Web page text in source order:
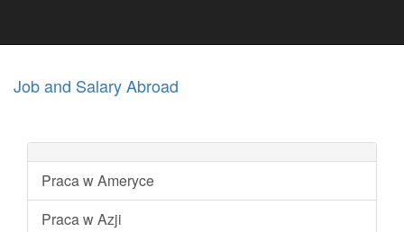
Job and Salary Abroad
Praca w Ameryce
Praca w Azji